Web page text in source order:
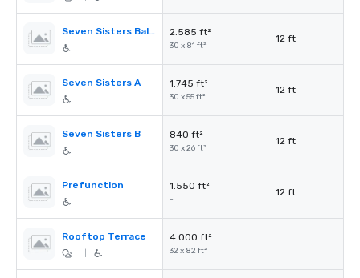
Seven Sisters Ballroom A+B 2.585 ft²
30 x 81 ft²
12 ft
Seven Sisters A 1.745 ft²
30 x 55 ft²
12 ft
Seven Sisters B 840 ft²
30 x 26 ft²
12 ft
Prefunction 1.550 ft²
-
12 ft
Rooftop Terrace 4.000 ft²
32 x 82 ft²
-